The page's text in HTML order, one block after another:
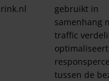
rink.nl
gebruikt in
samenhang
traffic
tussen de